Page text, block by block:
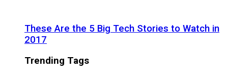
These Are the 5 Big Tech Stories to Watch in
2017
Trending Tags